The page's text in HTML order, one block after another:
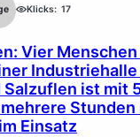
Klicks: 17
Vier
Salzuflen ist mit
Stunden
Einsatz